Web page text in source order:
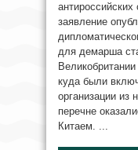
заявление
для демарша
куда были
организации из
перечне
Китаем. ...